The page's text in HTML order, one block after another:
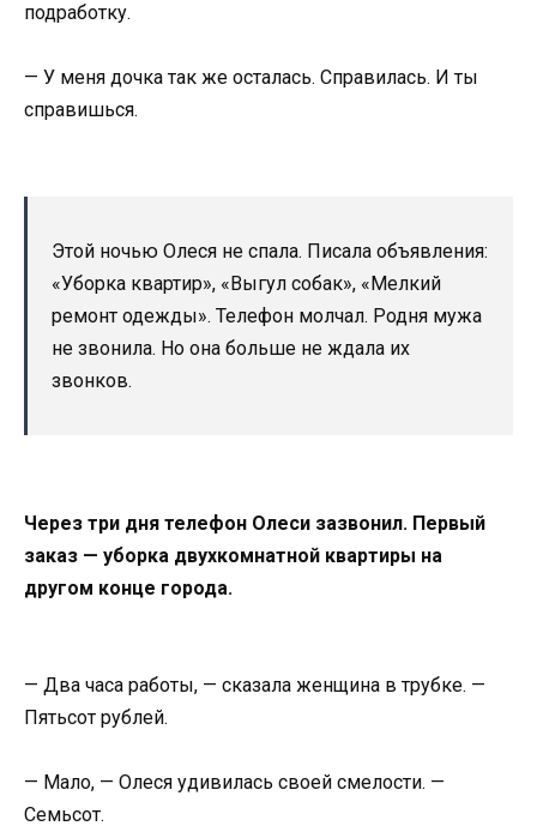
подработку.
— У меня дочка так же осталась. Справилась. И ты
справишься.
Этой ночью Олеся не спала. Писала объявления:
«Уборка квартир», «Выгул собак», «Мелкий
ремонт одежды». Телефон молчал. Родня мужа
не звонила. Но она больше не ждала их
звонков.
Через три дня телефон Олеси зазвонил. Первый
заказ — уборка двухкомнатной квартиры на
другом конце города.
— Два часа работы, — сказала женщина в трубке. —
Пятьсот рублей.
— Мало, — Олеся удивилась своей смелости. —
Семьсот.